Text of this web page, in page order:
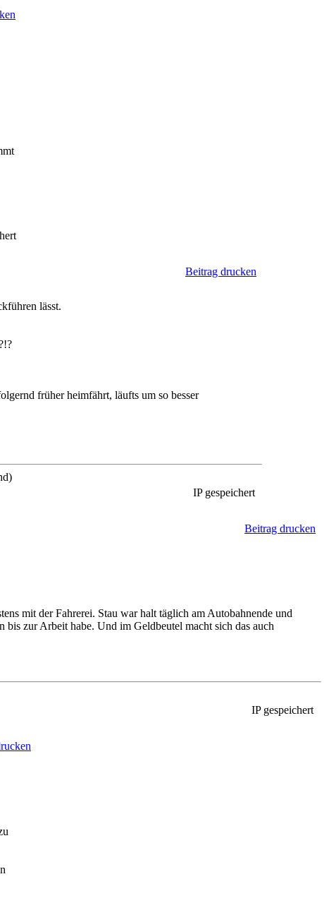
Beitrag drucken
lässt.
früher heimfährt, läufts um so besser
IP gespeichert
Beitrag drucken
mit der Fahrerei. Stau war halt täglich am Autobahnende und
zur Arbeit habe. Und im Geldbeutel macht sich das auch
IP gespeichert